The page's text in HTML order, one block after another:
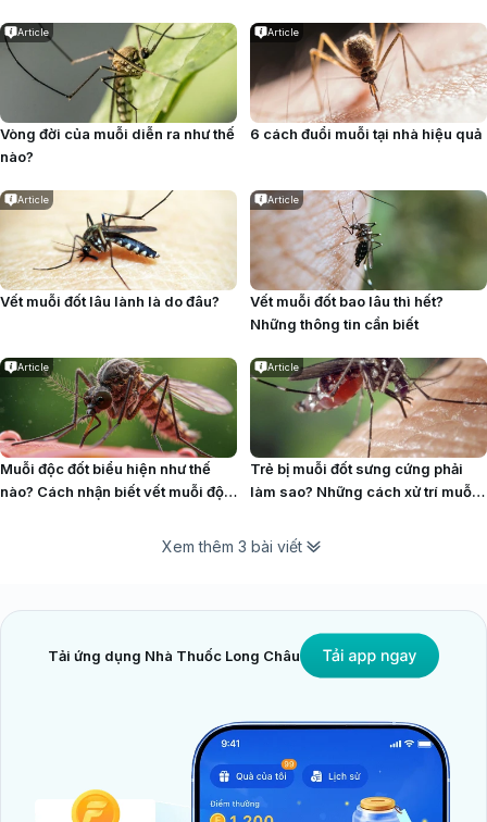
Article
Vòng đời của muỗi​ diễn ra như thế
nào?
Article
6 cách đuổi muỗi tại nhà hiệu quả
Article
Vết muỗi đốt lâu lành​ là do đâu?
Article
Vết muỗi đốt bao lâu thì hết​?
Những thông tin cần biết
Article
Muỗi độc đốt biểu hiện như thế
nào? Cách nhận biết vết muỗi độc
Article
Trẻ bị muỗi đốt sưng cứng​ phải
làm sao? Những cách xử trí muỗi
Xem thêm 3 bài viết
Tải ứng dụng Nhà Thuốc Long Châu